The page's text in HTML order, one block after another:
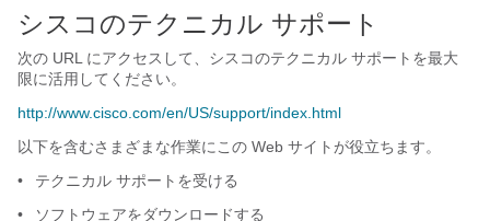
シスコのテクニカル サポート
次の URL にアクセスして、シスコのテクニカル サポートを最大
限に活用してください。
http://www.cisco.com/en/US/support/index.html
以下を含むさまざまな作業にこの Web サイトが役立ちます。
•
テクニカル サポートを受ける
•
ソフトウェアをダウンロードする